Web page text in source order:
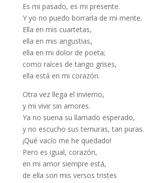
Es mi pasado, es mi presente.
Y yo no puedo borrarla de mi mente.
Ella en mis cuartetas,
ella en mis angustias,
ella en mi dolor de poeta;
como raíces de tango grises,
ella está en mi corazón.
Otra vez llega el invierno,
y mi vivir sin amores.
Ya no suena su llamado esperado,
y no escucho sus ternuras, tan puras.
¡Qué vacío me he quedado!
Pero es igual, corazón,
en mi amor siempre está,
de ella son mis versos tristes